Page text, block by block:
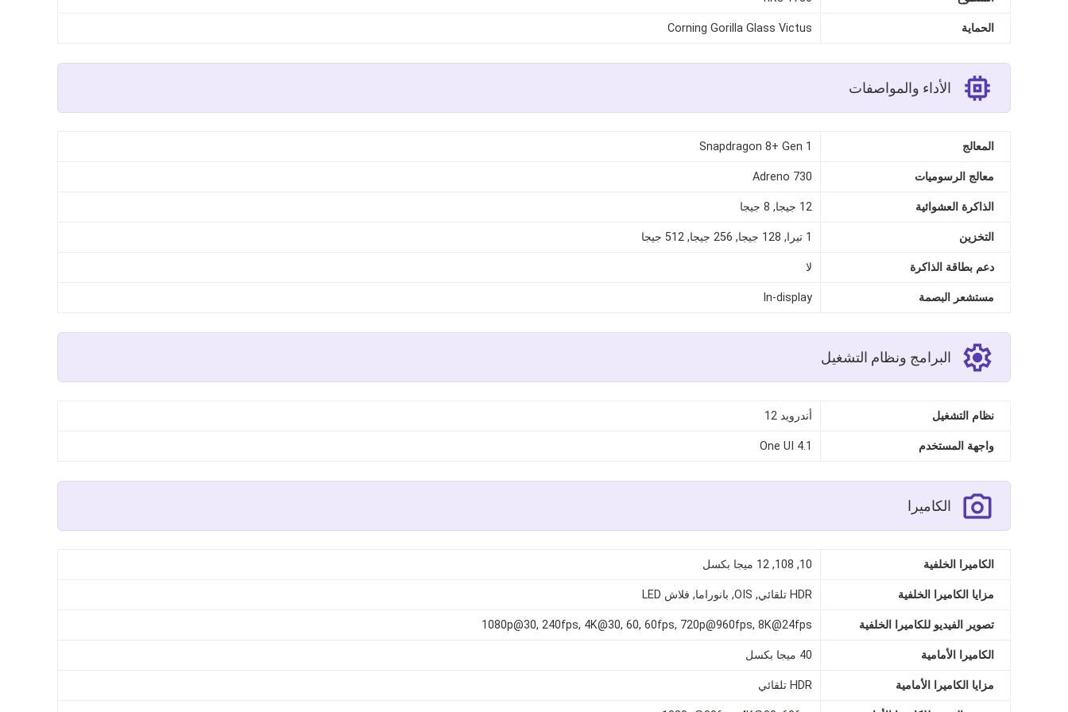
الحماية Corning Gorilla Glass Victus
الأداء والمواصفات
المعالج Snapdragon 8+ Gen 1
معالج الرسوميات Adreno 730
الذاكرة العشوائية 12 جيجا, 8 جيجا
التخزين 1 تيرا, 128 جيجا, 256 جيجا, 512 جيجا
دعم بطاقة الذاكرة لا
مستشعر البصمة In‑display
البرامج ونظام التشغيل
نظام التشغيل أندرويد 12
واجهة المستخدم One UI 4.1
الكاميرا
الكاميرا الخلفية 10, 108, 12 ميجا بكسل
مزايا الكاميرا الخلفية HDR تلقائي, OIS, بانوراما, فلاش LED
تصوير الفيديو للكاميرا الخلفية 1080p@30, 240fps, 4K@30, 60, 60fps, 720p@960fps, 8K@24fps
الكاميرا الأمامية 40 ميجا بكسل
مزايا الكاميرا الأمامية HDR تلقائي